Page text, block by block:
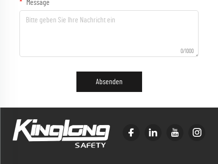
Message
0/1000
Absenden